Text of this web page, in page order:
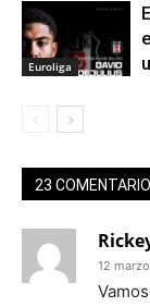
Euroliga
23
12